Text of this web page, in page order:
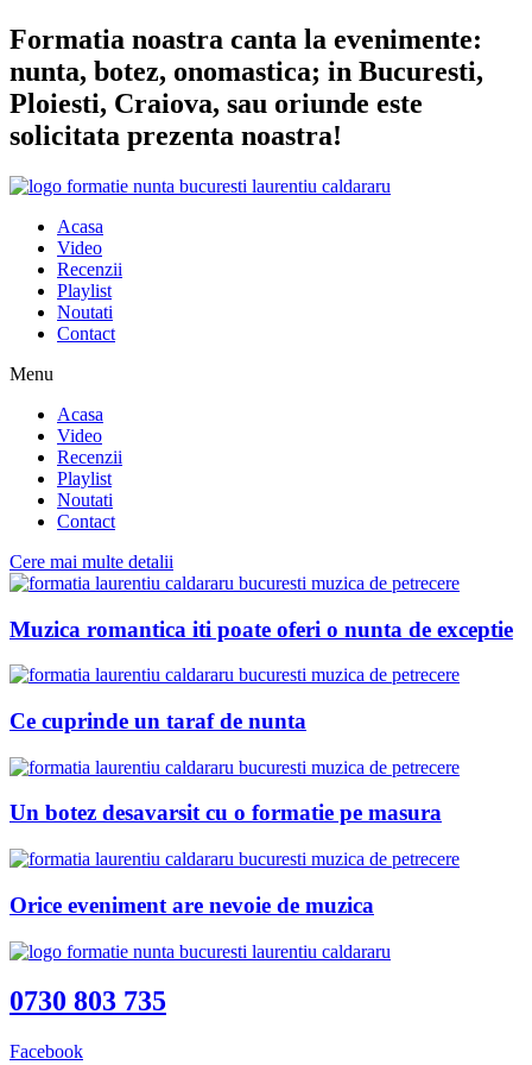
Sari
la
conținut
Formatia noastra canta la evenimente:
nunta, botez, onomastica; in Bucuresti,
Ploiesti, Craiova, sau oriunde este
solicitata prezenta noastra!
Acasa
Video
Recenzii
Playlist
Noutati
Contact
Menu
Acasa
Video
Recenzii
Playlist
Noutati
Contact
Cere mai multe detalii
Muzica romantica iti poate oferi o nunta de exceptie
Ce cuprinde un taraf de nunta
Un botez desavarsit cu o formatie pe masura
Orice eveniment are nevoie de muzica
0730 803 735
Facebook